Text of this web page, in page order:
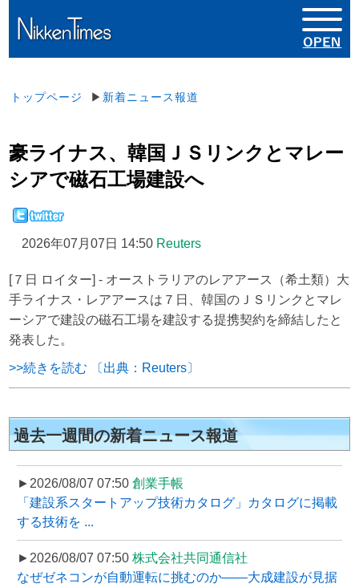
トップページ ▶ 新着ニュース報道
豪ライナス、韓国ＪＳリンクとマレー
シアで磁石工場建設へ
2026年07月07日 14:50 Reuters
[７日 ロイター] - オーストラリアのレアアース（希土類）大
手ライナス・レアアースは７日、韓国のＪＳリンクとマレ
ーシアで建設の磁石工場を建設する提携契約を締結したと
発表した。
>>続きを読む 〔出典：Reuters〕
過去一週間の新着ニュース報道
►2026/08/07 07:50 創業手帳
「建設系スタートアップ技術カタログ」カタログに掲載
する技術を ...
►2026/08/07 07:50 株式会社共同通信社
なぜゼネコンが自動運転に挑むのか――大成建設が見据